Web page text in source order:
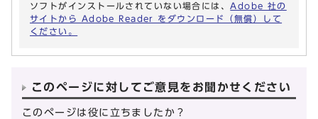
ソフトがインストールされていない場合には、Adobe 社の
サイトから Adobe Reader をダウンロード（無償）して
ください。
このページに対してご意見をお聞かせください
このページは役に立ちましたか？